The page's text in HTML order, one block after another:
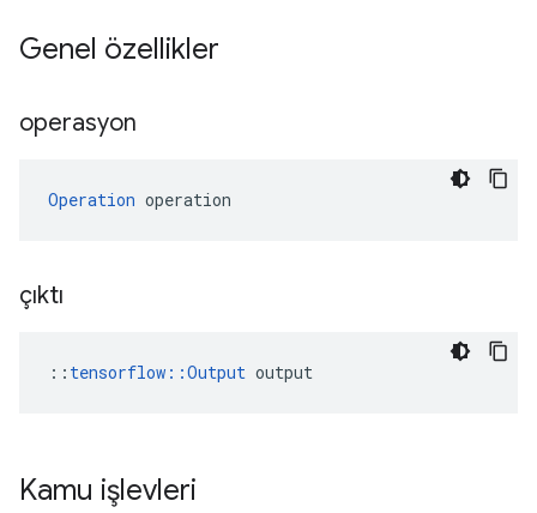
Genel özellikler
operasyon
Operation operation
çıktı
:: tensorflow::Output output
Kamu işlevleri